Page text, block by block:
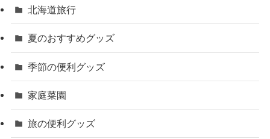
北海道旅行
夏のおすすめグッズ
季節の便利グッズ
家庭菜園
旅の便利グッズ